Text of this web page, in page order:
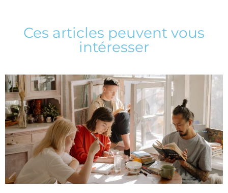
Ces articles peuvent vous
intéresser